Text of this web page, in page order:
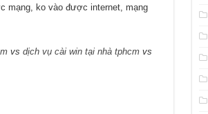
mạng, ko vào được internet, mạng
vs dịch vụ cài win tại nhà tphcmvs